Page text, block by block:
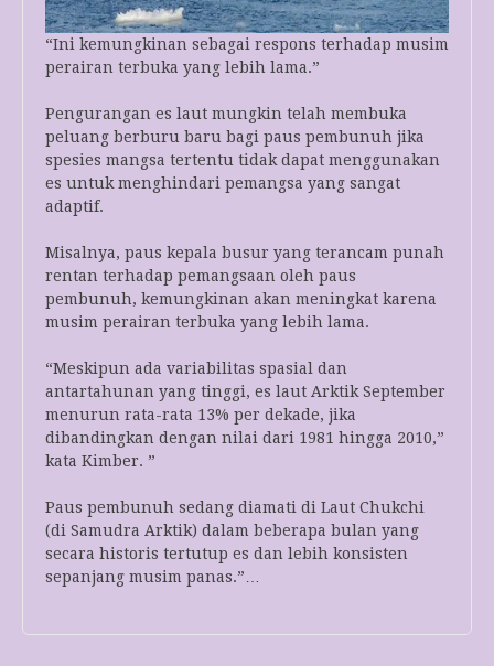
“Ini kemungkinan sebagai respons terhadap musim
perairan terbuka yang lebih lama.”
Pengurangan es laut mungkin telah membuka
peluang berburu baru bagi paus pembunuh jika
spesies mangsa tertentu tidak dapat menggunakan
es untuk menghindari pemangsa yang sangat
adaptif.
Misalnya, paus kepala busur yang terancam punah
rentan terhadap pemangsaan oleh paus
pembunuh, kemungkinan akan meningkat karena
musim perairan terbuka yang lebih lama.
“Meskipun ada variabilitas spasial dan
antartahunan yang tinggi, es laut Arktik September
menurun rata-rata 13% per dekade, jika
dibandingkan dengan nilai dari 1981 hingga 2010,”
kata Kimber. ”
Paus pembunuh sedang diamati di Laut Chukchi
(di Samudra Arktik) dalam beberapa bulan yang
secara historis tertutup es dan lebih konsisten
sepanjang musim panas.”…